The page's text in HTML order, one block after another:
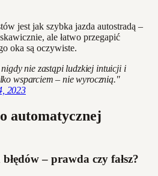
jest jak szybka jazda autostradą –
ale łatwo przegapić
oka są oczywiste.
nie zastąpi ludzkiej intuicji i
wsparciem – nie wyrocznią."
2023
automatycznej
– prawda czy fałsz?